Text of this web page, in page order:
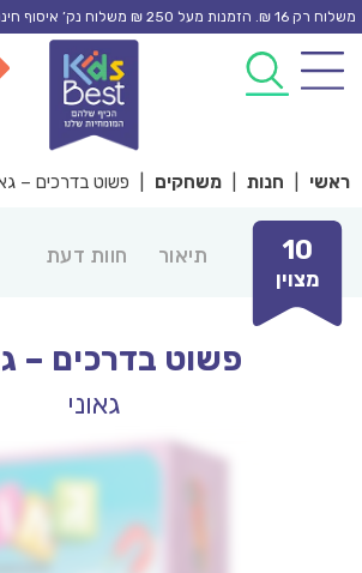
Skip
content
משלוח רק 16 ₪. הזמנות מעל 250 ₪ משלוח נק’ איסוף חינם
ראשי חנות משחקים פשוט בדרכים –
10
מצוין
תיאור חוות דעת
פשוט בדרכים –
גאוני